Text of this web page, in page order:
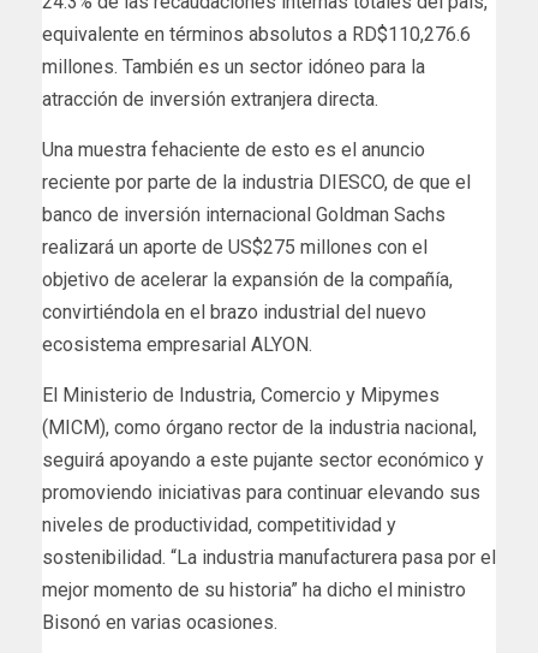
equivalente en términos absolutos a RD$110,276.6
millones. También es un sector idóneo para la
atracción de inversión extranjera directa.
Una muestra fehaciente de esto es el anuncio
reciente por parte de la industria DIESCO, de que el
banco de inversión internacional Goldman Sachs
realizará un aporte de US$275 millones con el
objetivo de acelerar la expansión de la compañía,
convirtiéndola en el brazo industrial del nuevo
ecosistema empresarial ALYON.
El Ministerio de Industria, Comercio y Mipymes
(MICM), como órgano rector de la industria nacional,
seguirá apoyando a este pujante sector económico y
promoviendo iniciativas para continuar elevando sus
niveles de productividad, competitividad y
sostenibilidad. “La industria manufacturera pasa por el
mejor momento de su historia” ha dicho el ministro
Bisonó en varias ocasiones.